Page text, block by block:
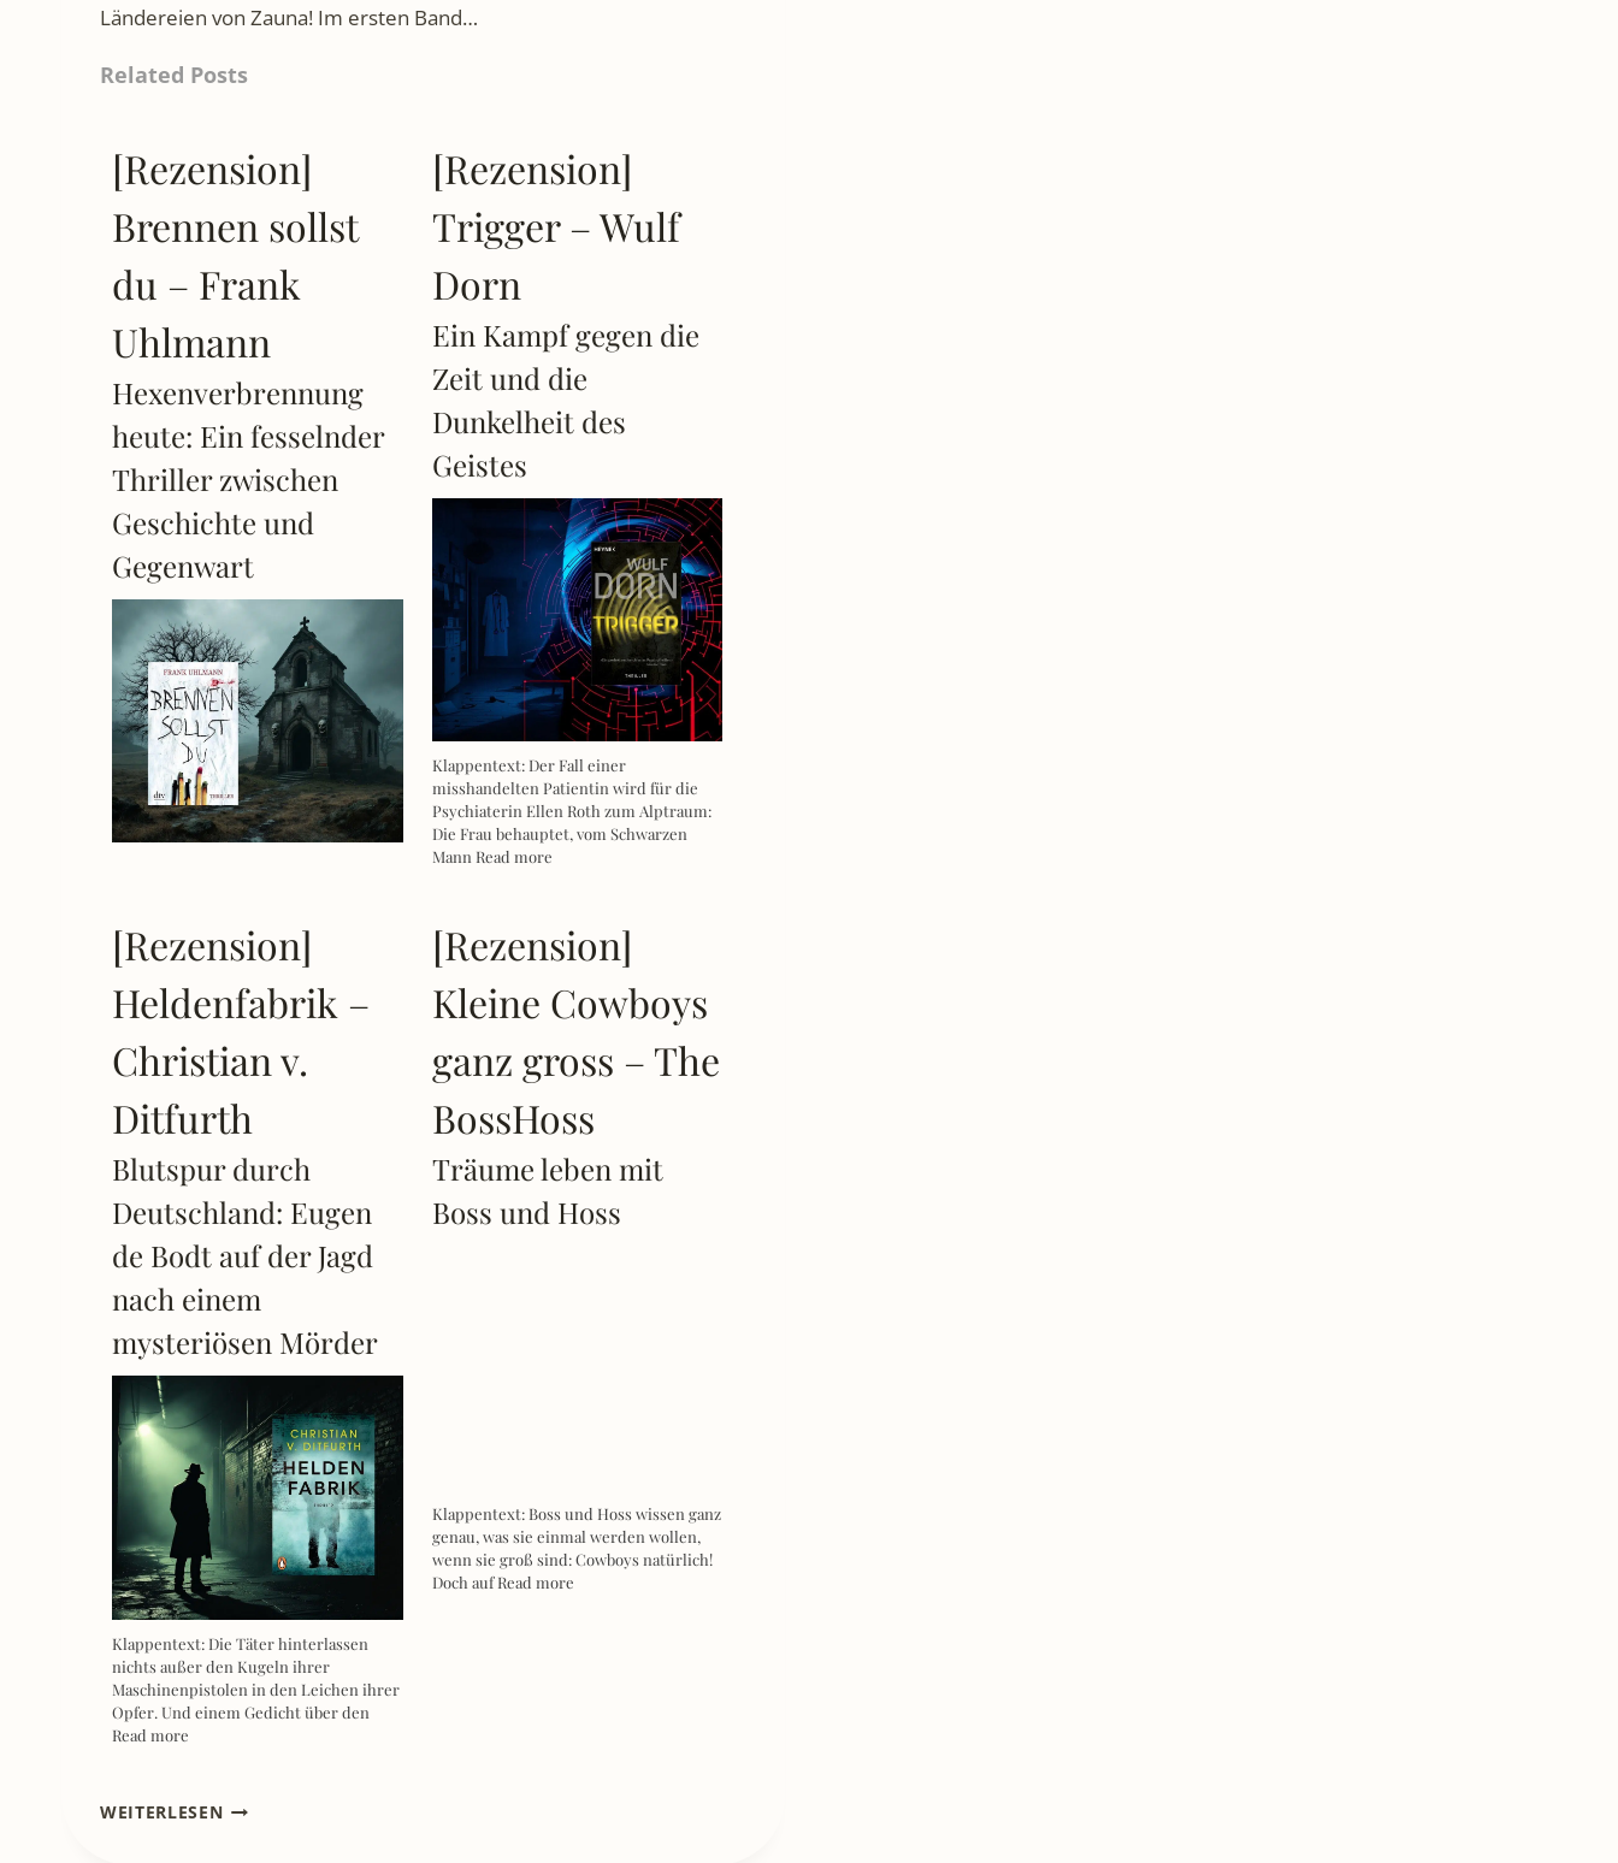
Ländereien von Zauna! Im ersten Band…
Related Posts
[Rezension]
Brennen sollst
du – Frank
Uhlmann
Hexenverbrennung
heute: Ein fesselnder
Thriller zwischen
Geschichte und
Gegenwart
[Rezension]
Trigger – Wulf
Dorn
Ein Kampf gegen die
Zeit und die
Dunkelheit des
Geistes
Klappentext: Der Fall einer
misshandelten Patientin wird für die
Psychiaterin Ellen Roth zum Alptraum:
Die Frau behauptet, vom Schwarzen
Mann Read more
[Rezension]
Heldenfabrik –
Christian v.
Ditfurth
Blutspur durch
Deutschland: Eugen
de Bodt auf der Jagd
nach einem
mysteriösen Mörder
Klappentext: Die Täter hinterlassen
nichts außer den Kugeln ihrer
Maschinenpistolen in den Leichen ihrer
Opfer. Und einem Gedicht über den
Read more
[Rezension]
Kleine Cowboys
ganz gross – The
BossHoss
Träume leben mit
Boss und Hoss
Klappentext: Boss und Hoss wissen ganz
genau, was sie einmal werden wollen,
wenn sie groß sind: Cowboys natürlich!
Doch aufRead more
WEITERLESEN[REZENSION]